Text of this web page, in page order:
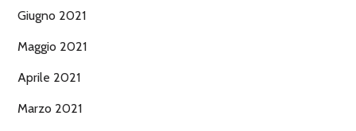
Giugno 2021
Maggio 2021
Aprile 2021
Marzo 2021